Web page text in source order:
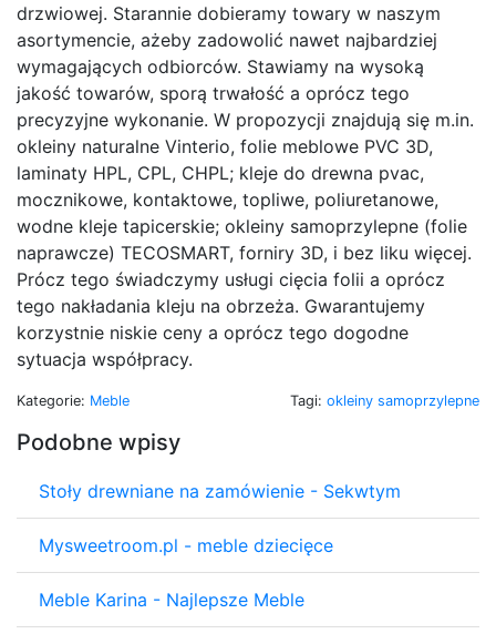
drzwiowej. Starannie dobieramy towary w naszym
asortymencie, ażeby zadowolić nawet najbardziej
wymagających odbiorców. Stawiamy na wysoką
jakość towarów, sporą trwałość a oprócz tego
precyzyjne wykonanie. W propozycji znajdują się m.in.
okleiny naturalne Vinterio, folie meblowe PVC 3D,
laminaty HPL, CPL, CHPL; kleje do drewna pvac,
mocznikowe, kontaktowe, topliwe, poliuretanowe,
wodne kleje tapicerskie; okleiny samoprzylepne (folie
naprawcze) TECOSMART, forniry 3D, i bez liku więcej.
Prócz tego świadczymy usługi cięcia folii a oprócz
tego nakładania kleju na obrzeża. Gwarantujemy
korzystnie niskie ceny a oprócz tego dogodne
sytuacja współpracy.
Kategorie: Meble Tagi: okleiny samoprzylepne
Podobne wpisy
Stoły drewniane na zamówienie - Sekwtym
Mysweetroom.pl - meble dziecięce
Meble Karina - Najlepsze Meble